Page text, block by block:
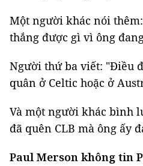
Một người khác nói
thắng được gì vì ông
Người thứ ba viết: "Điều
quân ở Celtic hoặc ở
Và một người khác bình
đã quên CLB mà ông ấy
Paul Merson không tin